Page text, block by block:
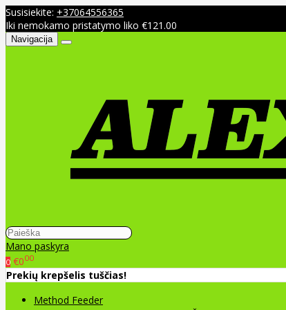
Susisiekite: +37064556365
Iki nemokamo pristatymo liko €121.00
Navigacija
Mano paskyra
0 €000
Prekių krepšelis tuščias!
Method Feeder